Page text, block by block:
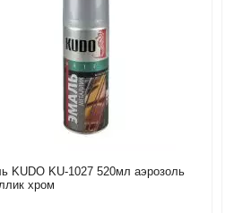
KUDO KU-1027 520мл аэрозоль
хром